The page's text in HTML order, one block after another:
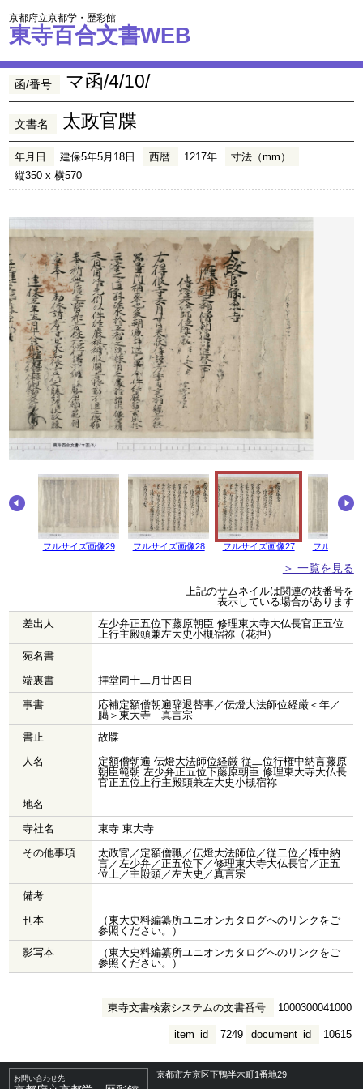
京都府立京都学・歴彩館
東寺百合文書WEB
函/番号 マ函/4/10/
文書名 太政官牒
年月日 建保5年5月18日 西暦 1217年
寸法（mm）
縦350 x 横570
フルサイズ画像29 フルサイズ画像28 フルサイズ画像27 フルサイズ
＞ 一覧を見る
上記のサムネイルは関連の枝番号を
表示している場合があります
差出人
左少弁正五位下藤原朝臣 修理東大寺大仏長官正五位
上行主殿頭兼左大史小槻宿祢（花押）
宛名書
端裏書
拝堂同十二月廿四日
事書
応補定額僧朝遍辞退替事／伝燈大法師位経厳＜年／
臈＞東大寺 真言宗
書止
故牒
人名
定額僧朝遍 伝燈大法師位経厳 従二位行権中納言藤原
朝臣範朝 左少弁正五位下藤原朝臣 修理東大寺大仏長
官正五位上行主殿頭兼左大史小槻宿祢
地名
寺社名
東寺 東大寺
その他事項
太政官／定額僧職／伝燈大法師位／従二位／権中納
言／左少弁／正五位下／修理東大寺大仏長官／正五
位上／主殿頭／左大史／真言宗
備考
刊本
（東大史料編纂所ユニオンカタログへのリンクをご
参照ください。）
影写本
（東大史料編纂所ユニオンカタログへのリンクをご
参照ください。）
東寺文書検索システムの文書番号 1000300041000
document_id 10615
item_id 7249
お問い合わせ先 京都市左京区下鴨半木町1番地29